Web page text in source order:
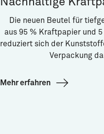
Die neuen Beutel für
aus 95 % Kraftpapier und
reduziert sich der
Verpackung
Mehr erfahren